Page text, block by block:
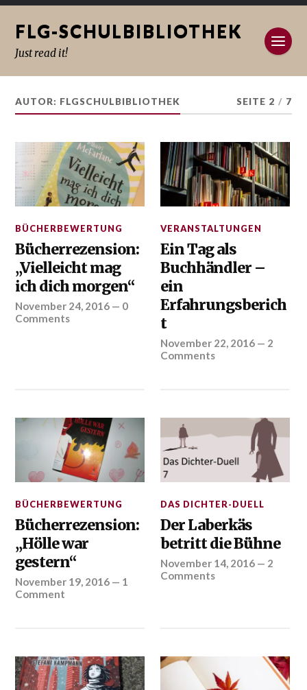
FLG-SCHULBIBLIOTHEK
Just read it!
AUTOR: FLGSCHULBIBLIOTHEK SEITE 2 / 7
BÜCHERBEWERTUNG
Bücherrezension:
„Vielleicht mag
ich dich morgen“
November 24, 2016 — 0
Comments
VERANSTALTUNGEN
Ein Tag als
Buchhändler –
ein
Erfahrungsberich
t
November 22, 2016 — 2
Comments
BÜCHERBEWERTUNG
Bücherrezension:
„Hölle war
gestern“
November 19, 2016 — 1
Comment
DAS DICHTER-DUELL
Der Laberkäs
betritt die Bühne
November 14, 2016 — 2
Comments